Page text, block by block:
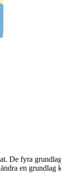
De fyra
en